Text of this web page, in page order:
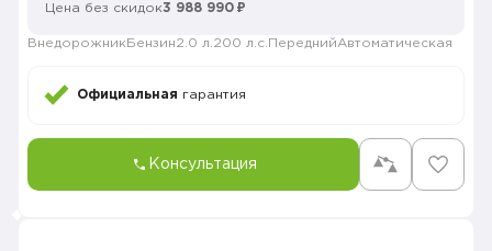
Цена без скидок3 988 990 ₽
Внедорожник Бензин2.0 л. 200 л.с. ПереднийАвтоматическая
Официальная гарантия
Консультация